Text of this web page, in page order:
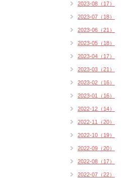
2023-08（17）
2023-07（18）
2023-06（21）
2023-05（18）
2023-04（17）
2023-03（21）
2023-02（16）
2023-01（16）
2022-12（14）
2022-11（20）
2022-10（19）
2022-09（20）
2022-08（17）
2022-07（22）